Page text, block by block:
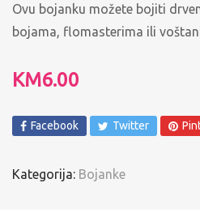
Ovu bojanku možete bojiti
bojama, flomasterima ili
KM6.00
Facebook Twitter
Kategorija: Bojanke